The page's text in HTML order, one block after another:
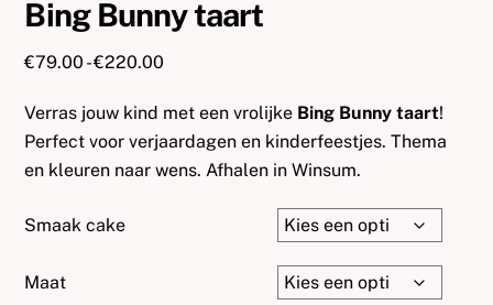
Bing Bunny taart
€79.00 - €220.00
tot
€220.00
Verras jouw kind met een vrolijke Bing Bunny taart!
Perfect voor verjaardagen en kinderfeestjes. Thema
en kleuren naar wens. Afhalen in Winsum.
Smaak cake
Maat